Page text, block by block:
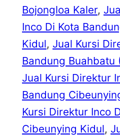
Bojongloa Kaler,
Inco Di Kota
Kidul, Jual Kursi
Bandung Buahbatu
Jual Kursi Direktur
Bandung
Kursi Direktur Inco
Cibeunying Kidul,